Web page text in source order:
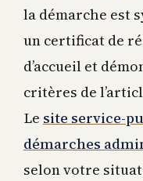
la démarche est
un certificat de
d’accueil et
critères de
Le site service-
démarches
selon votre